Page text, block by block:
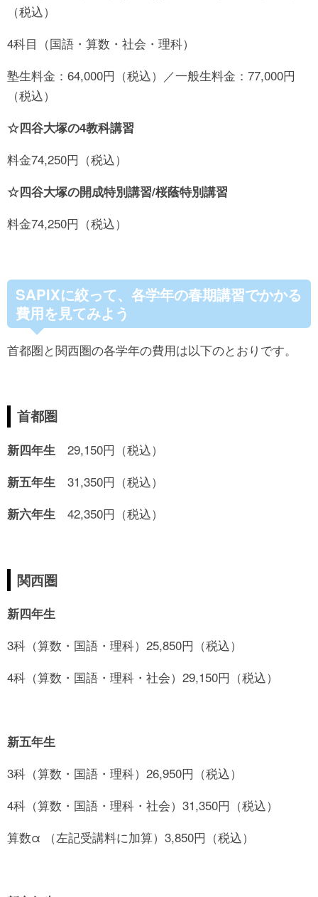
（税込）
4科目（国語・算数・社会・理科）
塾生料金：64,000円（税込）／一般生料金：77,000円
（税込）
☆四谷大塚の4教科講習
料金74,250円（税込）
☆四谷大塚の開成特別講習/桜蔭特別講習
料金74,250円（税込）
SAPIXに絞って、各学年の春期講習でかかる
費用を見てみよう
首都圏と関西圏の各学年の費用は以下のとおりです。
首都圏
新四年生 29,150円（税込）
新五年生 31,350円（税込）
新六年生 42,350円（税込）
関西圏
新四年生
3科（算数・国語・理科）25,850円（税込）
4科（算数・国語・理科・社会）29,150円（税込）
新五年生
3科（算数・国語・理科）26,950円（税込）
4科（算数・国語・理科・社会）31,350円（税込）
算数α （左記受講料に加算）3,850円（税込）